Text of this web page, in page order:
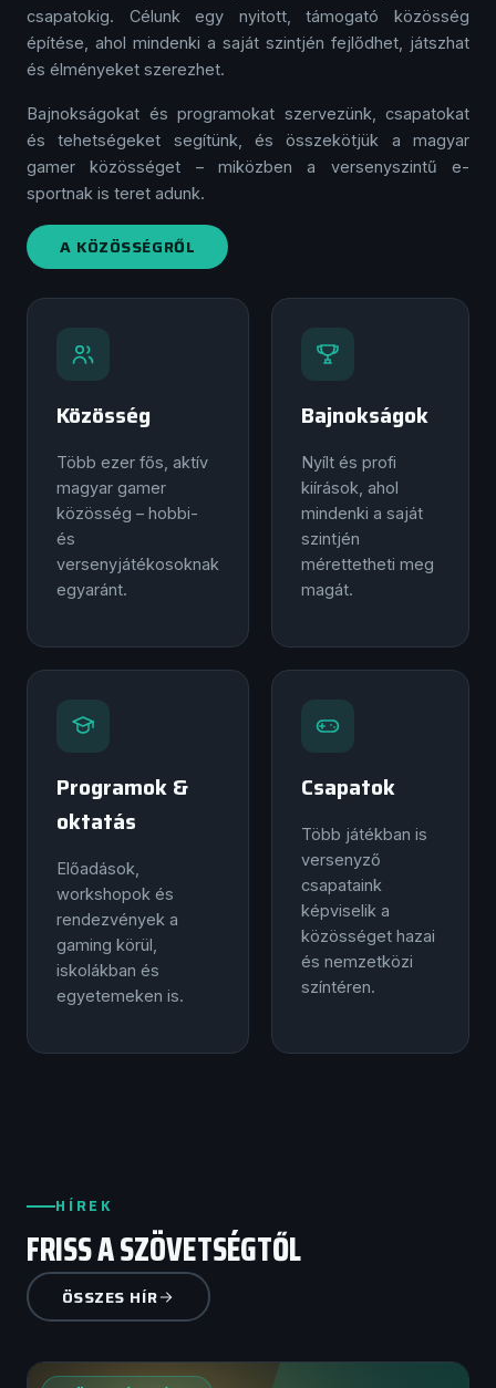
csapatokig. Célunk egy nyitott, támogató közösség
építése, ahol mindenki a saját szintjén fejlődhet, játszhat
és élményeket szerezhet.
Bajnokságokat és programokat szervezünk, csapatokat
és tehetségeket segítünk, és összekötjük a magyar
gamer közösséget – miközben a versenyszintű e-
sportnak is teret adunk.
A KÖZÖSSÉGRŐL
Közösség
Több ezer fős, aktív
magyar gamer
közösség – hobbi-
és
versenyjátékosoknak
egyaránt.
Bajnokságok
Nyílt és profi
kiírások, ahol
mindenki a saját
szintjén
mérettetheti meg
magát.
Programok &
oktatás
Előadások,
workshopok és
rendezvények a
gaming körül,
iskolákban és
egyetemeken is.
Csapatok
Több játékban is
versenyző
csapataink
képviselik a
közösséget hazai
és nemzetközi
színtéren.
HÍREK
FRISS A SZÖVETSÉGTŐL
ÖSSZES HÍR